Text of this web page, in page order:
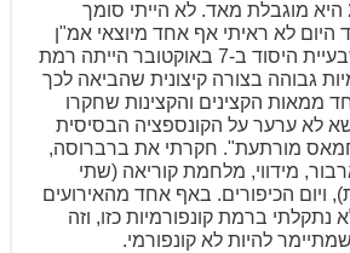
ב-2023 היא מוגבלת מאד. לא הייתי סומך
היום לא ראיתי אף אחד מיוצאי אמ"ן
שיבין שבעיית היסוד ב-7 באוקטובר הייתה רמת
גבוהה בצורה קיצונית שהביאה לכך
ממאות הקצינים והקצינות שחקרו
לא ערער על הקונספציה הבסיסית
מורתעת". חקרתי את ברברוסה,
מידווי, מלחמת קוריאה (שתי
ויום הכיפורים. באף אחד מהאירועים
נתקלתי ברמת קונפורמיות כזו, וזה
להיות לא קונפורמי.